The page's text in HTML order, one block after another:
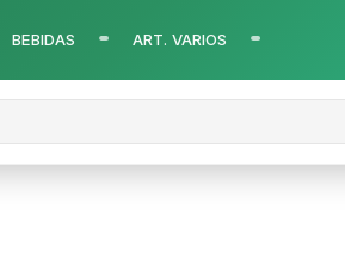
BEBIDAS ART. VARIOS